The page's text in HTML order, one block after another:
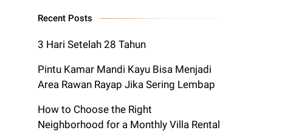
Recent Posts
3 Hari Setelah 28 Tahun
Pintu Kamar Mandi Kayu Bisa Menjadi
Area Rawan Rayap Jika Sering Lembap
How to Choose the Right
Neighborhood for a Monthly Villa Rental